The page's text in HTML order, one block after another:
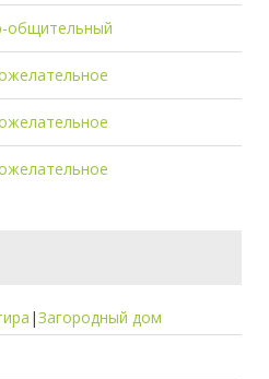
общительный
|Загородный дом